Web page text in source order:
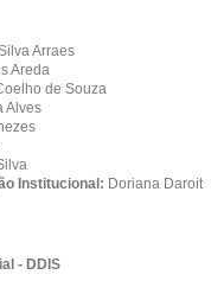
Arraes
Areda
de Souza
Alves
Institucional: Doriana Daroit
- DDIS